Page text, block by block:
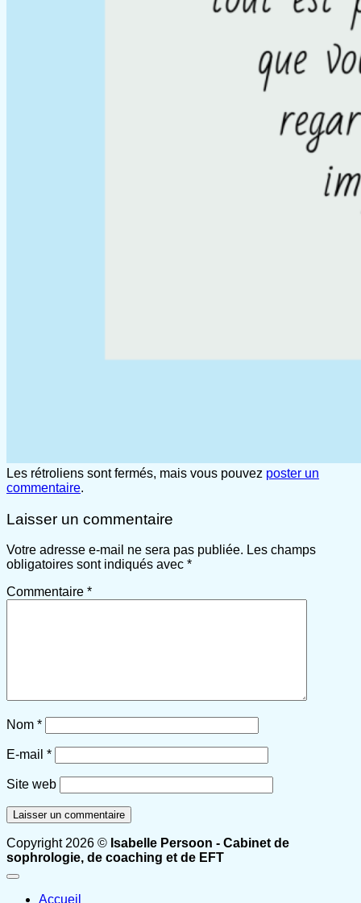
Les rétroliens sont fermés, mais vous pouvez poster un
commentaire.
Laisser un commentaire
Votre adresse e-mail ne sera pas publiée. Les champs
obligatoires sont indiqués avec *
Commentaire *
Nom *
E-mail *
Site web
Copyright 2026 © Isabelle Persoon - Cabinet de
sophrologie, de coaching et de EFT
Accueil